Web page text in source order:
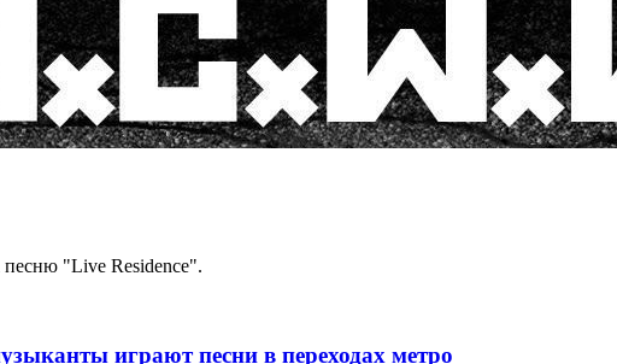
песню "Live Residence".
играют песни в переходах метро